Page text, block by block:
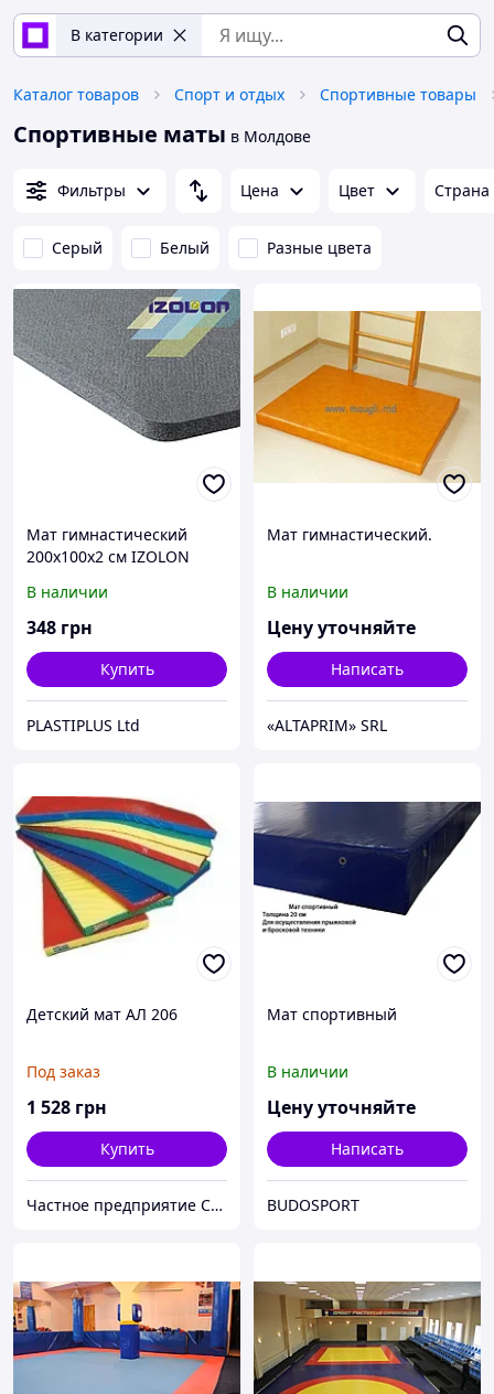
В категории
Каталог товаров Спорт и отдых Спортивные товары
Спортивные маты в Молдове
Фильтры Цена Цвет Страна
Серый Белый Разные цвета
Мат гимнастический
200х100х2 см IZOLON
В наличии
348 грн
Купить
PLASTIPLUS Ltd
Мат гимнастический.
В наличии
Цену уточняйте
Написать
«ALTAPRIM» SRL
Детский мат АЛ 206
Под заказ
1 528 грн
Купить
Частное предприятие София Мед
Мат спортивный
В наличии
Цену уточняйте
Написать
BUDOSPORT